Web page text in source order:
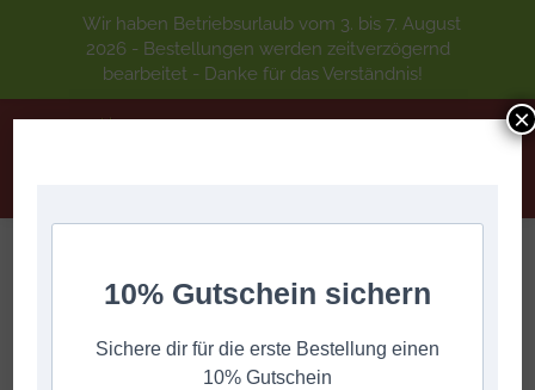
FASNACHTS BOARISCHER
Sie befinden sich hier:
FASNACHTS BOARISCHER
Wir haben Betriebsurlaub vom 3. bis 7. August
2026 - Bestellungen werden zeitverzögernd
bearbeitet - Danke für das Verständnis!
10% Gutschein sichern
Sichere dir für die erste Bestellung einen
10% Gutschein
×